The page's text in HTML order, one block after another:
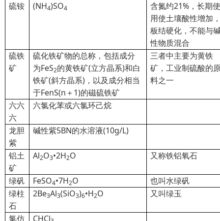
硫铵 (NH4)SO4
含氮约21%，长期
用使土壤酸性增加
板结硬化，不能与
性物质混合
硫铁
矿
硫化铁矿物的总称，包括成分
为FeS2的黄铁矿(立方晶系)和白
铁矿(斜方晶系)，以及成分相当
于FenS(n＋1)的磁硫铁矿
三者中主要为黄铁
矿，工业制硫酸的
料之一
六六
六
六氯化苯或六氯环己烷
龙胆
紫
碱性紫5BN的水溶液(10g/L)
铝土
矿
Al2O3•2H2O 又称铁铝氧石
绿矾 FeSO4•7H2O
也叫水绿矾
绿柱
石
2Be3Al3(SiO3)6•H2O 又叫绿玉
氯仿 CHCl